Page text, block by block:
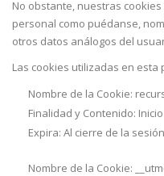
No obstante, nuestras
personal como puédanse,
otros datos análogos del
Las cookies utilizadas en esta
Nombre de la Cookie:
Finalidad y Contenido:
Expira: Al cierre de la sesión
Nombre de la Cookie: